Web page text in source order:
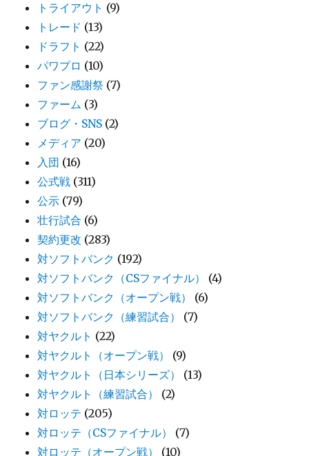
トライアウト (9)
トレード (13)
ドラフト (22)
パワプロ (10)
ファン感謝祭 (7)
ファーム (3)
ブログ・SNS (2)
メディア (20)
入団 (16)
公式戦 (311)
公示 (79)
壮行試合 (6)
契約更改 (283)
対ソフトバンク (192)
対ソフトバンク（CSファイナル）
(4)
対ソフトバンク（オープン戦）
(6)
対ソフトバンク（練習試合）
(7)
対ヤクルト (22)
対ヤクルト（オープン戦）
(9)
対ヤクルト（日本シリーズ）
(13)
対ヤクルト（練習試合）
(2)
対ロッテ (205)
対ロッテ（CSファイナル）
(7)
対ロッテ（オープン戦）
(10)